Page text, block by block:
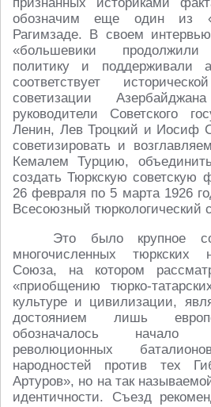
обозначим еще один из
Рагимзаде. В своем
«большевики продолжили
политику и
соответствует
советизации
руководители Советского
Ленин, Лев Троцкий и Иосиф
советизировать и
Кемалем Турцию,
создать Тюркскую
26 февраля по 5 марта 1926
Всесоюзный тюркологический
Это было крупное
многочисленных тюркских
Союза, на котором
«приобщению тюрко-
культуре и цивилизации,
достоянием лишь
обозначалось начало
революционных
народностей против тех
Артуров», но на так
идентичности. Съезд